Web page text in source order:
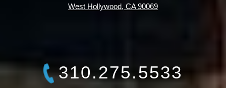
West Hollywood, CA 90069
310.275.5533